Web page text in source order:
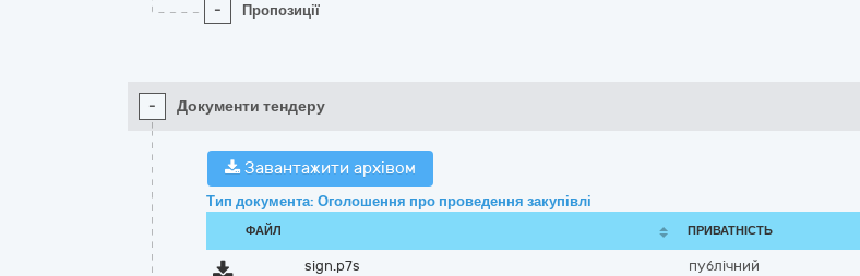
- Пропозиції
- Документи тендеру
Завантажити архівом
Тип документа: Оголошення про проведення закупівлі
ФАЙЛ ПРИВАТНІСТЬ
sign.p7s публічний